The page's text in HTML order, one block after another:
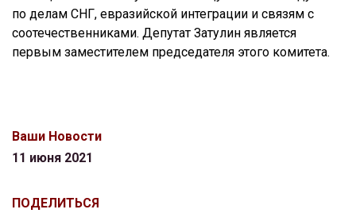
по делам СНГ, евразийской интеграции и связям с
соотечественниками. Депутат Затулин является
первым заместителем председателя этого комитета.
Ваши Новости
11 июня 2021
ПОДЕЛИТЬСЯ